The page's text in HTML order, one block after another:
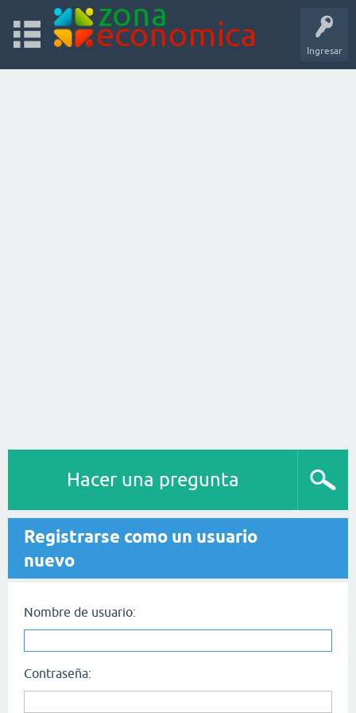
Ingresar
Hacer una pregunta
Registrarse como un usuario
nuevo
Nombre de usuario:
Contraseña: